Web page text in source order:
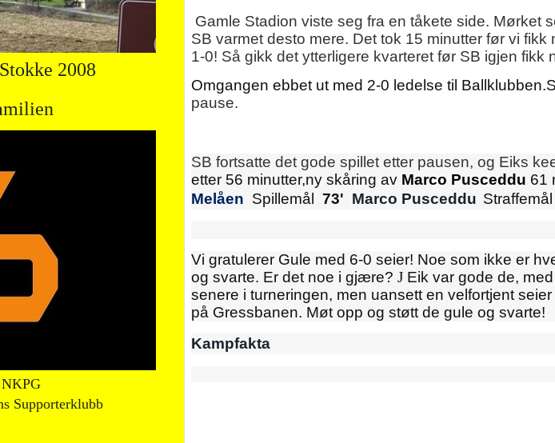
Gamle Stadion viste seg fra en tåkete side. Mørket
SB varmet desto mere. Det tok 15 minutter før vi fikk
1-0! Så gikk det ytterligere kvarteret før SB igjen
Omgangen ebbet ut med 2-0 ledelse til
pause.
SB fortsatte det gode spillet etter pausen, og Eiks
etter 56 minutter,ny skåring av Marco Pusceddu 61
Melåen Spillemål73' Marco Pusceddu
Vi gratulerer Gule med 6-0 seier! Noe som ikke er
og svarte. Er det noe i gjære?J Eik var gode de,
senere i turneringen, men uansett en velfortjent
på Gressbanen. Møt opp og støtt de gule og svarte!
Kampfakta
2008
Supporterklubb